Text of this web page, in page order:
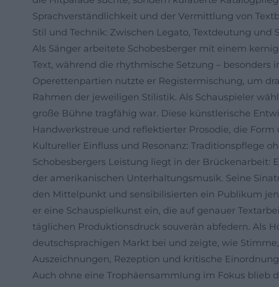
Sprachverständlichkeit und der Vermittlung von
Stil und Technik: Zwischen Legato, Textdeutung und
Als Sänger arbeitete Schobesberger mit einem
Text, während die rhythmische Setzung –
Operettenpartien nutzte er Registermischung, um
Rahmen der jeweiligen Stilistik. Als Schauspieler
große Bühne tragfähig war. Diese künstlerische
Handwerkstreue und reflektierter Prosodie, die
Kultureller Einfluss und Resonanz: Traditionspflege
Schobesbergers Leistung liegt in der
der amerikanischen Unterhaltungsmusik. Seine
den Mittelpunkt und sensibilisierten ein Publikum
er eine Schauspielkunst ein, die auf genauer
täglichen Produktionsdruck souverän abfedern. Als
deutschsprachigen Markt bei und zeigte, wie
Auszeichnungen, Rezeption und kritische Einordnung
Auch ohne eine Trophäensammlung im Fokus blieb